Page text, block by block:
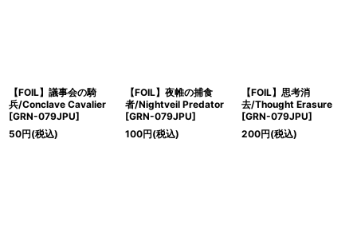
【FOIL】議事会の騎
兵/Conclave Cavalier
[GRN-079JPU]
50円(税込)
【FOIL】夜帷の捕食
者/Nightveil Predator
[GRN-079JPU]
100円(税込)
【FOIL】思考消
去/Thought Erasure
[GRN-079JPU]
200円(税込)